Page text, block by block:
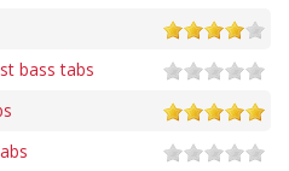
bass tabs